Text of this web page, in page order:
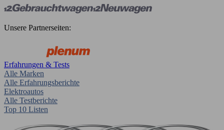
Unsere Partnerseiten:
Erfahrungen & Tests
Alle Marken
Alle Erfahrungsberichte
Elektroautos
Alle Testberichte
Top 10 Listen